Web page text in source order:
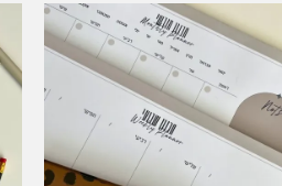
המחיר
המקורי
היה:
₪ 177.
המחיר
הנוכחי
הוא:
₪ 169.